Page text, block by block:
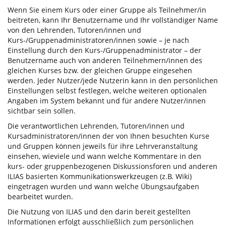
Wenn Sie einem Kurs oder einer Gruppe als Teilnehmer/in
beitreten, kann Ihr Benutzername und Ihr vollständiger Name
von den Lehrenden, Tutoren/innen und
Kurs-/Gruppenadministratoren/innen sowie – je nach
Einstellung durch den Kurs-/Gruppenadministrator – der
Benutzername auch von anderen Teilnehmern/innen des
gleichen Kurses bzw. der gleichen Gruppe eingesehen
werden. Jeder Nutzer/jede Nutzerin kann in den persönlichen
Einstellungen selbst festlegen, welche weiteren optionalen
Angaben im System bekannt und für andere Nutzer/innen
sichtbar sein sollen.
Die verantwortlichen Lehrenden, Tutoren/innen und
Kursadministratoren/innen der von Ihnen besuchten Kurse
und Gruppen können jeweils für ihre Lehrveranstaltung
einsehen, wieviele und wann welche Kommentare in den
kurs- oder gruppenbezogenen Diskussionsforen und anderen
ILIAS basierten Kommunikationswerkzeugen (z.B. Wiki)
eingetragen wurden und wann welche Übungsaufgaben
bearbeitet wurden.
Die Nutzung von ILIAS und den darin bereit gestellten
Informationen erfolgt ausschließlich zum persönlichen